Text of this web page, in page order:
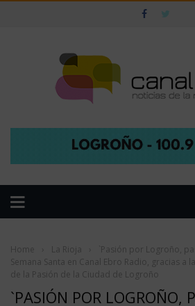
Home La Rioja
`Pasión por Logroño,
Semana Santa en Canal Ebro Radio, gracias a
de la Pasión de la Ciudad de Logroño
`PASIÓN POR LOGROÑO,